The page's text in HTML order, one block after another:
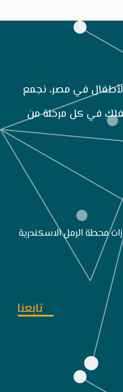
في مصر، نجمع
طفلك في كل مرحلة من
تابعنا